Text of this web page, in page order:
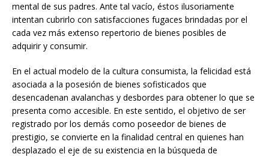
mental de sus padres. Ante tal vacío, éstos ilusoriamente
intentan cubrirlo con satisfacciones fugaces brindadas por el
cada vez más extenso repertorio de bienes posibles de
adquirir y consumir.
En el actual modelo de la cultura consumista, la felicidad está
asociada a la posesión de bienes sofisticados que
desencadenan avalanchas y desbordes para obtener lo que se
presenta como accesible. En este sentido, el objetivo de ser
registrado por los demás como poseedor de bienes de
prestigio, se convierte en la finalidad central en quienes han
desplazado el eje de su existencia en la búsqueda de